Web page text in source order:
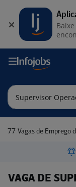
77 Vagas de Emprego
VAGA DE